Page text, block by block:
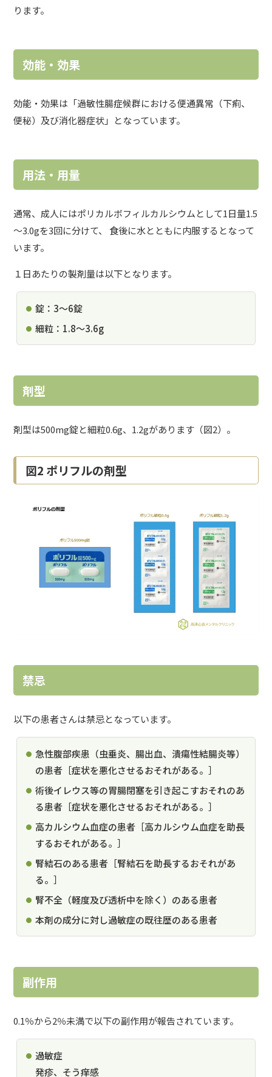
ります。
効能・効果
効能・効果は「過敏性腸症候群における便通異常（下痢、
便秘）及び消化器症状」となっています。
用法・用量
通常、成人にはポリカルボフィルカルシウムとして1日量1.5
～3.0gを3回に分けて、 食後に水とともに内服するとなって
います。
１日あたりの製剤量は以下となります。
錠：3～6錠
細粒：1.8～3.6g
剤型
剤型は500mg錠と細粒0.6g、1.2gがあります（図2）。
図2 ポリフルの剤型
禁忌
以下の患者さんは禁忌となっています。
急性腹部疾患（虫垂炎、腸出血、潰瘍性結腸炎等）
の患者［症状を悪化させるおそれがある。］
術後イレウス等の胃腸閉塞を引き起こすおそれのあ
る患者［症状を悪化させるおそれがある。］
高カルシウム血症の患者［高カルシウム血症を助長
するおそれがある。］
腎結石のある患者［腎結石を助長するおそれがあ
る。］
腎不全（軽度及び透析中を除く）のある患者
本剤の成分に対し過敏症の既往歴のある患者
副作用
0.1％から2％未満で以下の副作用が報告されています。
過敏症
発疹、そう痒感